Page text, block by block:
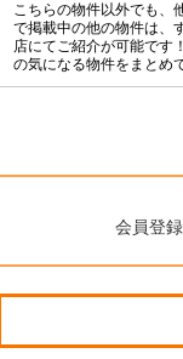
こちらの物件以外でも、
で掲載中の他の物件は、
店にてご紹介が可能です
の気になる物件をまとめ
させていただきますので
会員登